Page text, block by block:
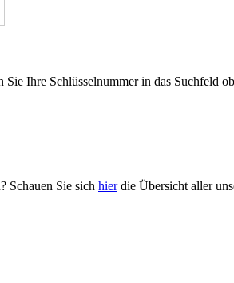
Ihre Schlüsselnummer in das Suchfeld
Schauen Sie sich hierdie Übersicht aller